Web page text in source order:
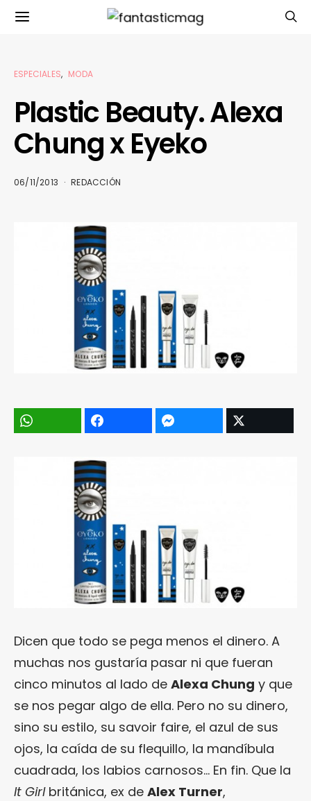
ESPECIALES MODA
Plastic Beauty. Alexa
Chung x Eyeko
06/11/2013 REDACCIÓN
Dicen que todo se pega menos el dinero. A
muchas nos gustaría pasar ni que fueran
cinco minutos al lado de Alexa Chung y que
se nos pegar algo de ella. Pero no su dinero,
sino su estilo, su savoir faire, el azul de sus
ojos, la caída de su flequillo, la mandíbula
cuadrada, los labios carnosos… En fin. Que la
It Girlbritánica, ex de Alex Turner,